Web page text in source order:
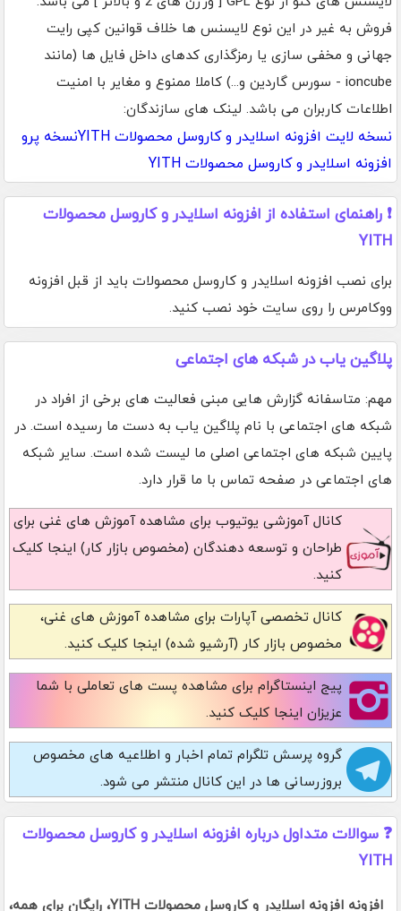
فروش به غیر در این نوع لایسنس ها خلاف قوانین کپی رایت
جهانی و مخفی سازی یا رمزگذاری کدهای داخل فایل ها (مانند
ioncube - سورس گاردین و...) کاملا ممنوع و مغایر با امنیت
اطلاعات کاربران می باشد. لینک های سازندگان:
نسخه لایت افزونه اسلایدر و کاروسل محصولات YITH
نسخه پرو
افزونه اسلایدر و کاروسل محصولات YITH
❗ راهنمای استفاده از افزونه اسلایدر و کاروسل محصولات
YITH
برای نصب افزونه اسلایدر و کاروسل محصولات باید از قبل افزونه
ووکامرس را روی سایت خود نصب کنید.
پلاگین یاب در شبکه های اجتماعی
مهم: متاسفانه گزارش هایی مبنی فعالیت های برخی از افراد در
شبکه های اجتماعی با نام پلاگین یاب به دست ما رسیده است. در
پایین شبکه های اجتماعی اصلی ما لیست شده است. سایر شبکه
های اجتماعی در صفحه تماس با ما قرار دارد.
کانال آموزشی یوتیوب برای مشاهده آموزش های غنی برای
طراحان و توسعه دهندگان (مخصوص بازار کار) اینجا کلیک
کنید.
کانال تخصصی آپارات برای مشاهده آموزش های غنی،
مخصوص بازار کار (آرشیو شده) اینجا کلیک کنید.
پیج اینستاگرام برای مشاهده پست های تعاملی با شما
عزیزان اینجا کلیک کنید.
گروه پرسش تلگرام تمام اخبار و اطلاعیه های مخصوص
بروزرسانی ها در این کانال منتشر می شود.
❓ سوالات متداول درباره افزونه اسلایدر و کاروسل محصولات
YITH
افزونه افزونه اسلایدر و کاروسل محصولات YITH، رایگان برای همه،